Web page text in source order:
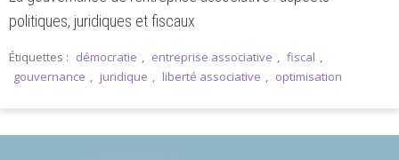
politiques, juridiques et fiscaux
Étiquettes : démocratie , entreprise associative , fiscal ,
gouvernance , juridique , liberté associative , optimisation